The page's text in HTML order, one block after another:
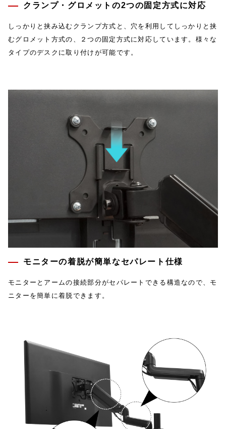
クランプ・グロメットの2つの固定方式に対応
しっかりと挟み込むクランプ方式と、穴を利用してしっかりと挟
むグロメット方式の、２つの固定方式に対応しています。様々な
タイプのデスクに取り付けが可能です。
モニターの着脱が簡単なセパレート仕様
モニターとアームの接続部分がセパレートできる構造なので、モ
ニターを簡単に着脱できます。